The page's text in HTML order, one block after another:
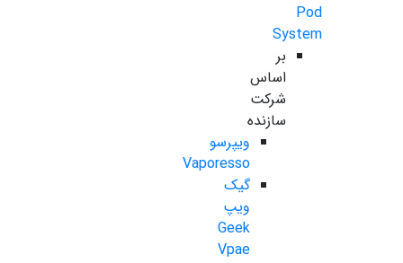
Pod
System
بر
اساس
شرکت
سازنده
ویپرسو
Vaporesso
گیک
ویپ
Geek
Vpae